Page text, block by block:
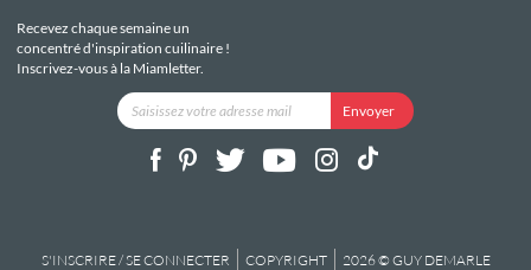
Recevez chaque semaine un
concentré d'inspiration cuilinaire !
Inscrivez-vous à la Miamletter.
S'INSCRIRE / SE CONNECTER COPYRIGHT 2026 © GUY DEMARLE